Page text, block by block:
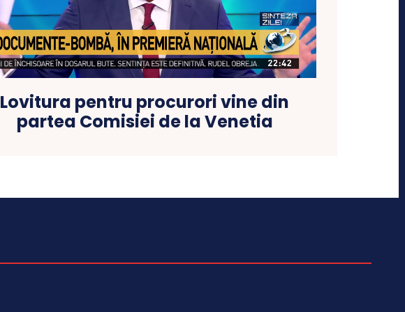
Lovitura pentru procurori vine din
partea Comisiei de la Venetia